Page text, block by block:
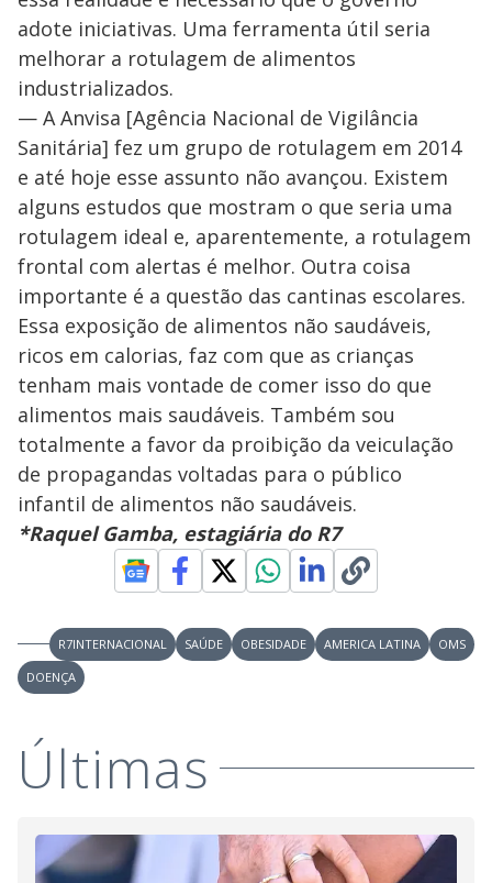
adote iniciativas. Uma ferramenta útil seria
melhorar a rotulagem de alimentos
industrializados.
— A Anvisa [Agência Nacional de Vigilância
Sanitária] fez um grupo de rotulagem em 2014
e até hoje esse assunto não avançou. Existem
alguns estudos que mostram o que seria uma
rotulagem ideal e, aparentemente, a rotulagem
frontal com alertas é melhor. Outra coisa
importante é a questão das cantinas escolares.
Essa exposição de alimentos não saudáveis,
ricos em calorias, faz com que as crianças
tenham mais vontade de comer isso do que
alimentos mais saudáveis. Também sou
totalmente a favor da proibição da veiculação
de propagandas voltadas para o público
infantil de alimentos não saudáveis.
*Raquel Gamba, estagiária do R7
R7INTERNACIONAL SAÚDE OBESIDADE AMERICA LATINA
OMS
DOENÇA
Últimas